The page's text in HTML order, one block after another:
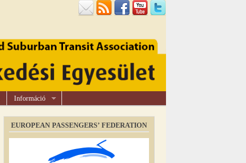
Információ
EUROPEAN PASSENGERS’ FEDERATION